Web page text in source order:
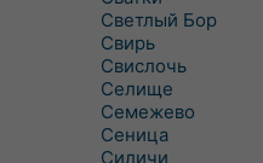
Светлый Бор
Свирь
Свислочь
Селище
Семежево
Сеница
Силичи